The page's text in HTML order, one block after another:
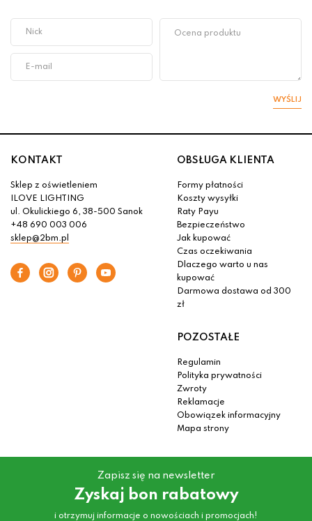
WYŚLIJ
KONTAKT
Sklep z oświetleniem
ILOVE LIGHTING
ul. Okulickiego 6, 38-500 Sanok
+48 690 003 006
sklep@2bm.pl
OBSŁUGA KLIENTA
Formy płatności
Koszty wysyłki
Raty Payu
Bezpieczeństwo
Jak kupować
Czas oczekiwania
Dlaczego warto u nas
kupować
Darmowa dostawa od 300
zł
POZOSTAŁE
Regulamin
Polityka prywatności
Zwroty
Reklamacje
Obowiązek informacyjny
Mapa strony
Zapisz się na newsletter
Zyskaj bon rabatowy
i otrzymuj informacje o nowościach i promocjach!